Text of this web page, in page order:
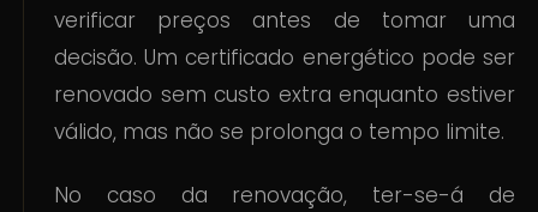
verificar preços antes de tomar uma
decisão. Um certificado energético pode ser
renovado sem custo extra enquanto estiver
válido, mas não se prolonga o tempo limite.
No caso da renovação, ter-se-á de